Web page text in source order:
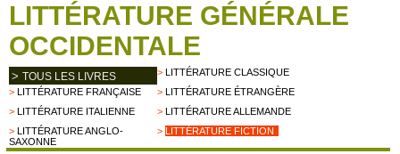
LITTÉRATURE GÉNÉRALE
OCCIDENTALE
> TOUS LES LIVRES >LITTÉRATURE CLASSIQUE
> LITTÉRATURE FRANÇAISE >LITTÉRATURE ÉTRANGÈRE
> LITTÉRATURE ITALIENNE >LITTÉRATURE ALLEMANDE
> LITTÉRATURE ANGLO-
SAXONNE
> LITTÉRATURE FICTION